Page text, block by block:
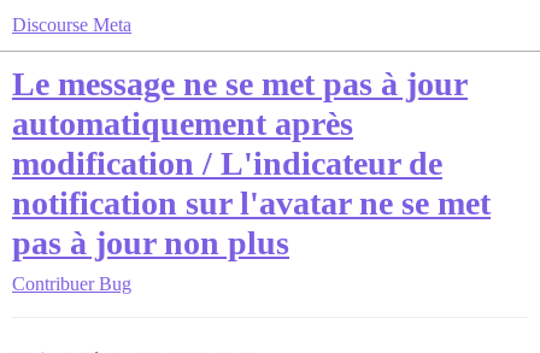
Discourse Meta
Le message ne se met pas à jour
automatiquement après
modification / L'indicateur de
notification sur l'avatar ne se met
pas à jour non plus
Contribuer Bug